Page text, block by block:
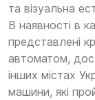
та візуальна
В наявності в
представлені
автоматом,
інших містах
машини, які